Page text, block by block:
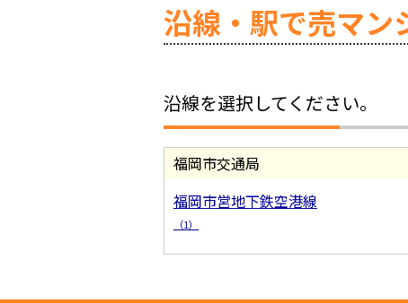
沿線・駅で売マン
沿線を選択してください。
福岡市交通局
福岡市営地下鉄空港線
（1）